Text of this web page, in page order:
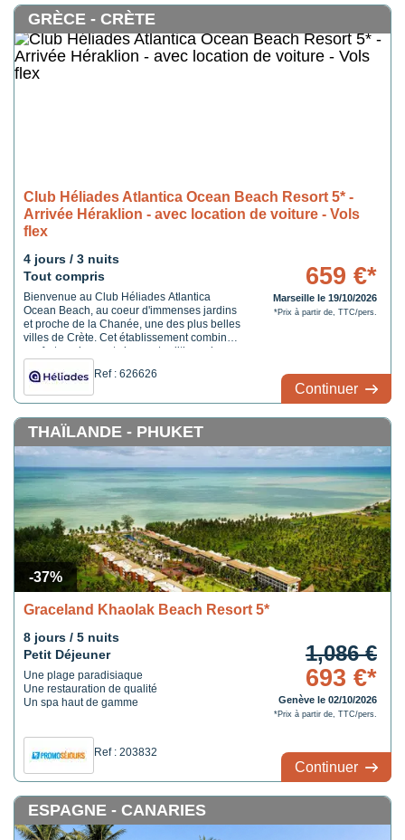
GRÈCE - CRÈTE
Club Héliades Atlantica Ocean Beach Resort 5* -
Arrivée Héraklion - avec location de voiture - Vols
flex
4 jours / 3 nuits
Tout compris
Bienvenue au Club Héliades Atlantica
Ocean Beach, au coeur d'immenses jardins
et proche de la Chanée, une des plus belles
villes de Crète. Cet établissement combine
confort moderne et charme traditionnel,
mer. Préparez-vous à vivre une expérience
mémorable sous le soleil crétois.
Ref : 626626
659 €*
Marseille le 19/10/2026
*Prix à partir de, TTC/pers.
Continuer
-37%
THAÏLANDE - PHUKET
Graceland Khaolak Beach Resort 5*
8 jours / 5 nuits
Petit Déjeuner
Une plage paradisiaque
Une restauration de qualité
Un spa haut de gamme
Ref : 203832
1,086 €
693 €*
Genève le 02/10/2026
*Prix à partir de, TTC/pers.
Continuer
ESPAGNE - CANARIES